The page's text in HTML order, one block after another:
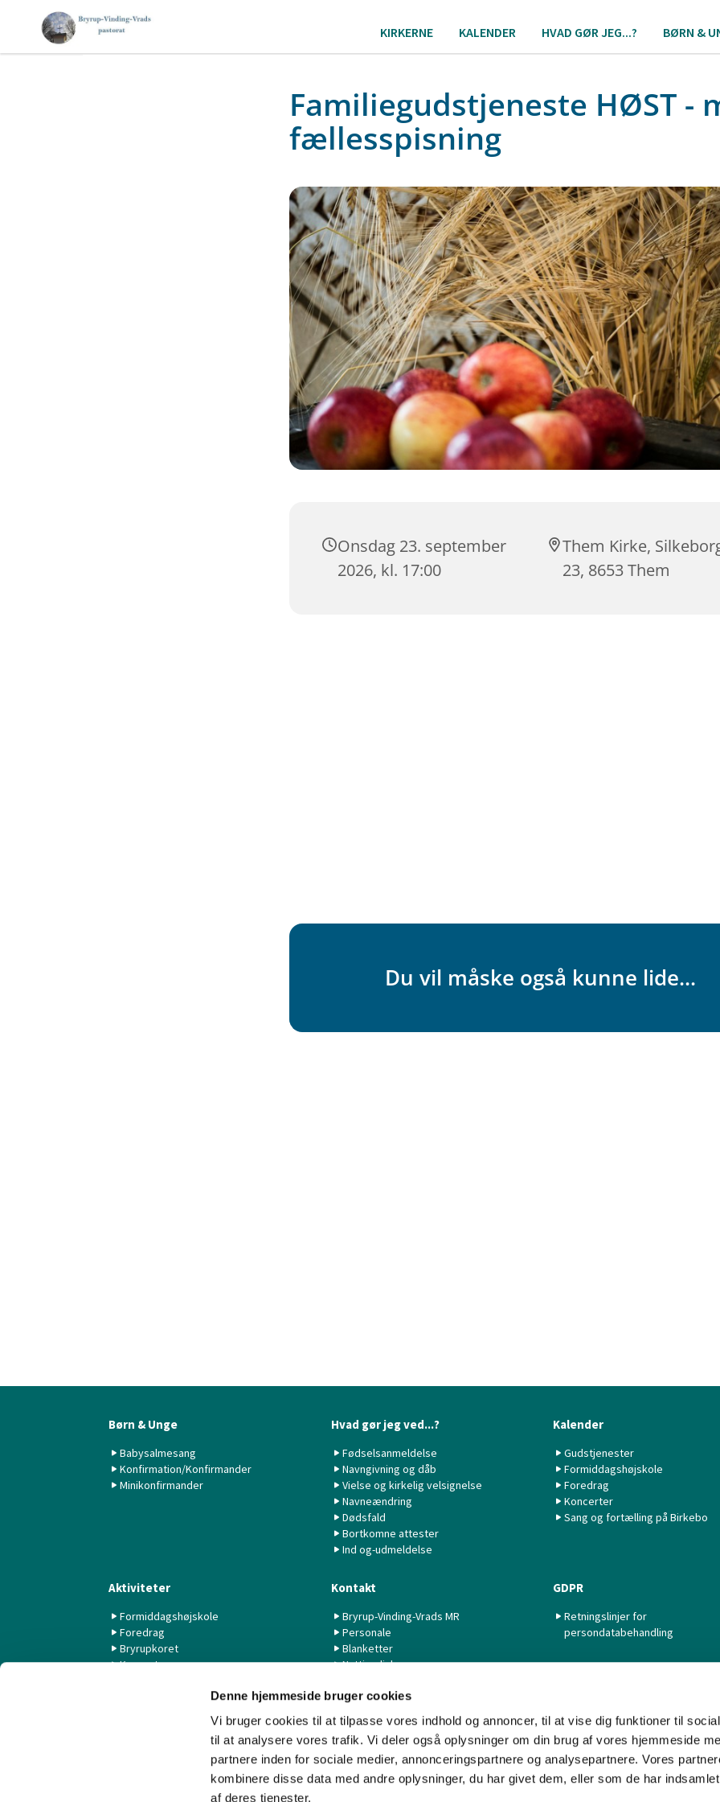
Denne hjemmeside bruger cookies
Vi bruger cookies til at tilpasse vores indhold og annoncer, til at vise dig funktioner til
til at analysere vores trafik. Vi deler også oplysninger om din brug af vores hjemmeside
partnere inden for sociale medier, annonceringspartnere og analysepartnere. Vores
kombinere disse data med andre oplysninger, du har givet dem, eller som de har
af deres tjenester.
KIRKERNE KALENDER HVAD GØR JEG...? BØRN &
Familiegudstjeneste HØST -
fællesspisning
Onsdag 23. september
2026, kl. 17:00
Them Kirke,
23, 8653 Them
Du vil måske også kunne lide...
Børn & Unge
Babysalmesang
Konfirmation/Konfirmander
Minikonfirmander
Hvad gør jeg ved...?
Fødselsanmeldelse
Navngivning og dåb
Vielse og kirkelig velsignelse
Navneændring
Dødsfald
Bortkomne attester
Ind og-udmeldelse
Kalender
Gudstjenester
Formiddagshøjskole
Foredrag
Koncerter
Sang og fortælling på Birkebo
Aktiviteter
Formiddagshøjskole
Foredrag
Bryrupkoret
Koncerter
Livestream fra Aarhus Universitet
Kontakt
Bryrup-Vinding-Vrads MR
Personale
Blanketter
Nyttige links
GDPR
Retningslinjer for
persondatabehandling
Kontakt Cookiepolitik Imprint Tilgængelighedserklæring